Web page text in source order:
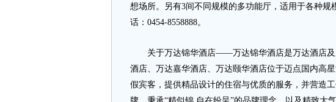
想场所。另有3间不同规模的多功能厅，适用于各种
话：0454-8558888。
关于万达锦华酒店——万达锦华酒店是万达酒店及
酒店、万达嘉华酒店、万达颐华酒店位于迈点国内高
假宾客，提供精品设计的住宿与优质的服务，并营造